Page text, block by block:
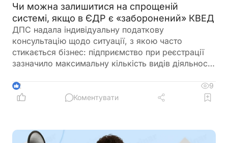
Чи можна залишитися на спрощеній
системі, якщо в ЄДР є «заборонений» КВЕД
ДПС надала індивідуальну податкову
консультацію щодо ситуації, з якою часто
стикається бізнес: підприємство при реєстрації
зазначило максимальну кількість видів діяльності
для платників єдиного податку 3-ї групи і вже
отримало лист від ДПС. При цьому в заяві на
коди
2
9
Коментувати